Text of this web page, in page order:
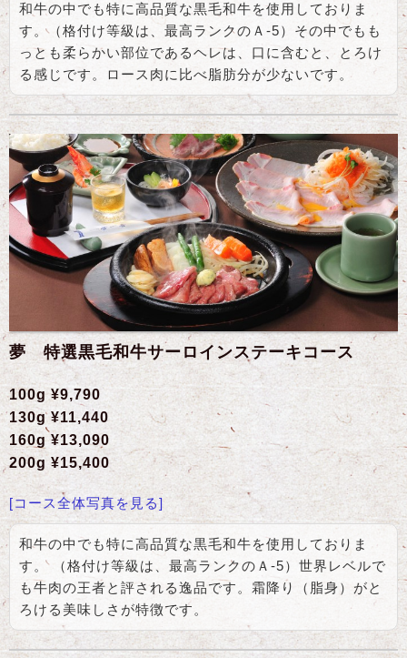
和牛の中でも特に高品質な黒毛和牛を使用しておりま
す。（格付け等級は、最高ランクのＡ-5）その中でもも
っとも柔らかい部位であるヘレは、口に含むと、とろけ
る感じです。ロース肉に比べ脂肪分が少ないです。
夢 特選黒毛和牛サーロインステーキコース
100g ¥9,790
130g ¥11,440
160g ¥13,090
200g ¥15,400
[コース全体写真を見る]
和牛の中でも特に高品質な黒毛和牛を使用しておりま
す。 （格付け等級は、最高ランクのＡ-5）世界レベルで
も牛肉の王者と評される逸品です。霜降り（脂身）がと
ろける美味しさが特徴です。